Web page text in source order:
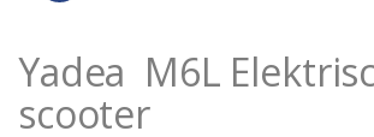
Yadea M6L
scooter